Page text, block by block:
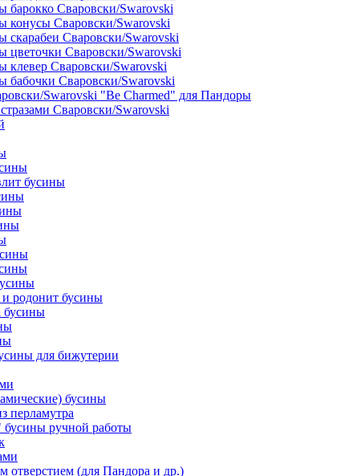
барокко Сваровски/Swarovski
конусы Сваровски/Swarovski
скарабеи Сваровски/Swarovski
цветочки Сваровски/Swarovski
клевер Сваровски/Swarovski
бабочки Сваровски/Swarovski
Swarovski "Be Charmed" для Пандоры
Сваровски/Swarovski
бусины
и родонит бусины
бусины
для бижутерии
бусины
перламутра
ручной работы
отверстием (для Пандора и др.)